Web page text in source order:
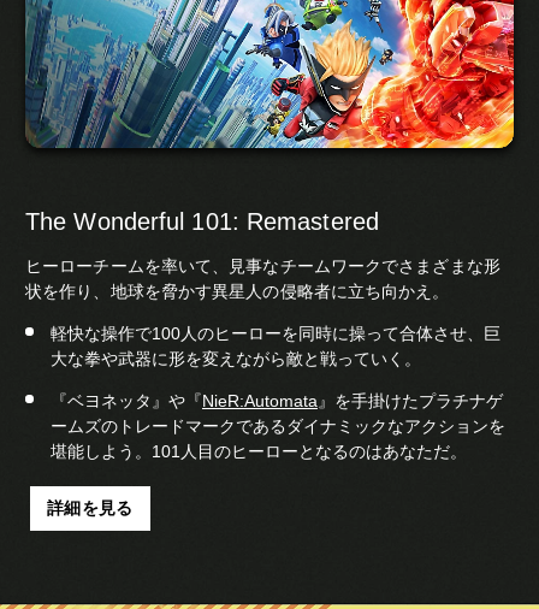
The Wonderful 101: Remastered
ヒーローチームを率いて、見事なチームワークでさまざまな形
状を作り、地球を脅かす異星人の侵略者に立ち向かえ。
軽快な操作で100人のヒーローを同時に操って合体させ、巨
大な拳や武器に形を変えながら敵と戦っていく。
『ベヨネッタ』や『NieR:Automata 』を手掛けたプラチナゲ
ームズのトレードマークであるダイナミックなアクションを
堪能しよう。101人目のヒーローとなるのはあなただ。
詳細を見る